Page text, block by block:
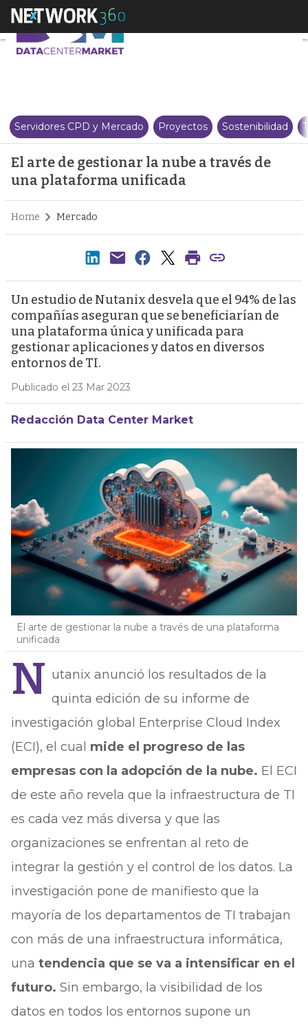
El arte de gestionar la nube a
Servidores CPD y Mercado Proyectos Sostenibilidad
El arte de gestionar la nube a través de
una plataforma unificada
Home Mercado
Un estudio de Nutanix desvela que el 94% de las
compañías aseguran que se beneficiarían de
una plataforma única y unificada para
gestionar aplicaciones y datos en diversos
entornos de TI.
Publicado el 23 Mar 2023
Redacción Data Center Market
El arte de gestionar la nube a través de una plataforma
unificada
N utanix anunció los resultados de la
quinta edición de su informe de
investigación global Enterprise Cloud Index
(ECI), el cual mide el progreso de las
empresas con la adopción de la nube. El ECI
de este año revela que la infraestructura de TI
es cada vez más diversa y que las
organizaciones se enfrentan al reto de
integrar la gestión y el control de los datos. La
investigación pone de manifiesto que la
mayoría de los departamentos de TI trabajan
con más de una infraestructura informática,
una tendencia que se va a intensificar en el
futuro. Sin embargo, la visibilidad de los
datos en todos los entornos supone un